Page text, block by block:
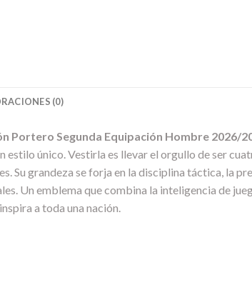
(0)
Portero Segunda Equipación Hombre 2026/
estilo único. Vestirla es llevar el orgullo de ser
Su grandeza se forja en la disciplina táctica, la
Un emblema que combina la inteligencia de
a toda una nación.